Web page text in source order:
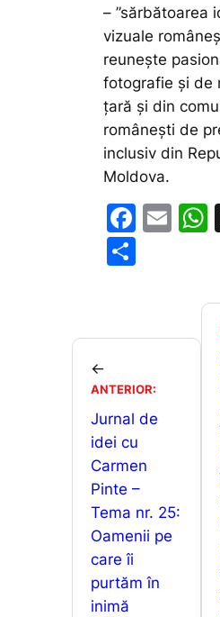
– ”sărbătoarea
vizuale
reunește
fotografie și de
țară și din
românești de
inclusiv din
Moldova.
F
b
o
k
E
je
z
ă
←
ANTERIOR:
Jurnal de
idei cu
Carmen
Pinte –
Tema nr. 25:
Oamenii pe
care îi
purtăm în
inimă